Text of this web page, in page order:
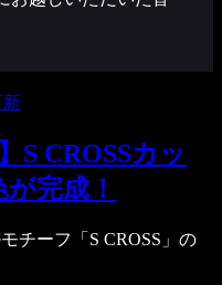
新
S CROSSカッ
完成！
チーフ「S CROSS」の